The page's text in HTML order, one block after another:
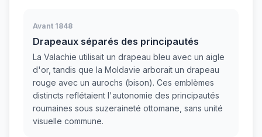
Avant 1848
Drapeaux séparés des principautés
La Valachie utilisait un drapeau bleu avec un aigle
d'or, tandis que la Moldavie arborait un drapeau
rouge avec un aurochs (bison). Ces emblèmes
distincts reflétaient l'autonomie des principautés
roumaines sous suzeraineté ottomane, sans unité
visuelle commune.